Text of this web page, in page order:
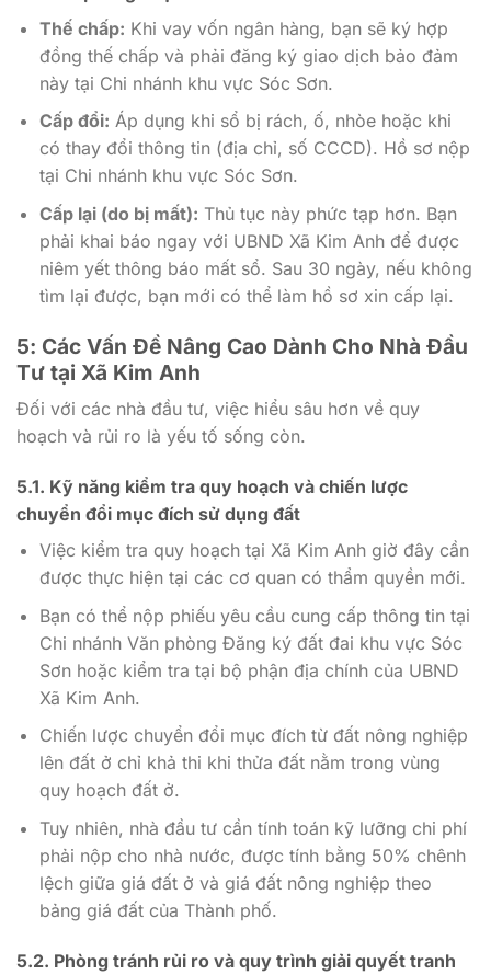
Thế chấp: Khi vay vốn ngân hàng, bạn sẽ ký hợp
đồng thế chấp và phải đăng ký giao dịch bảo đảm
này tại Chi nhánh khu vực Sóc Sơn.
Cấp đổi: Áp dụng khi sổ bị rách, ố, nhòe hoặc khi
có thay đổi thông tin (địa chỉ, số CCCD). Hồ sơ nộp
tại Chi nhánh khu vực Sóc Sơn.
Cấp lại (do bị mất): Thủ tục này phức tạp hơn. Bạn
phải khai báo ngay với UBND Xã Kim Anh để được
niêm yết thông báo mất sổ. Sau 30 ngày, nếu không
tìm lại được, bạn mới có thể làm hồ sơ xin cấp lại.
5: Các Vấn Đề Nâng Cao Dành Cho Nhà Đầu
Tư tại Xã Kim Anh
Đối với các nhà đầu tư, việc hiểu sâu hơn về quy
hoạch và rủi ro là yếu tố sống còn.
5.1. Kỹ năng kiểm tra quy hoạch và chiến lược
chuyển đổi mục đích sử dụng đất
Việc kiểm tra quy hoạch tại Xã Kim Anh giờ đây cần
được thực hiện tại các cơ quan có thẩm quyền mới.
Bạn có thể nộp phiếu yêu cầu cung cấp thông tin tại
Chi nhánh Văn phòng Đăng ký đất đai khu vực Sóc
Sơn hoặc kiểm tra tại bộ phận địa chính của UBND
Xã Kim Anh.
Chiến lược chuyển đổi mục đích từ đất nông nghiệp
lên đất ở chỉ khả thi khi thửa đất nằm trong vùng
quy hoạch đất ở.
Tuy nhiên, nhà đầu tư cần tính toán kỹ lưỡng chi phí
phải nộp cho nhà nước, được tính bằng 50% chênh
lệch giữa giá đất ở và giá đất nông nghiệp theo
bảng giá đất của Thành phố.
5.2. Phòng tránh rủi ro và quy trình giải quyết tranh